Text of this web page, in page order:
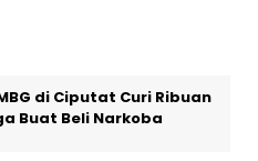
di Ciputat Curi Ribuan
Buat Beli Narkoba